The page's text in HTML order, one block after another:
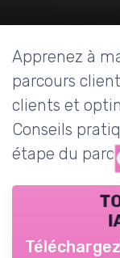
Apprenez à
parcours
clients et
Conseils
étape du